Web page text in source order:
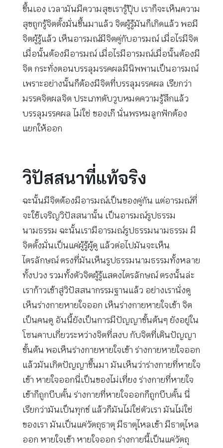
ขึ้นเอง เวลามันมีความสุขเรารู้ปุ๊บ เราก็จะเห็นความ
สุขถูกรู้จิตตั้งมั่นขึ้นมาแล้ว จิตผู้รู้มันก็เกิดแล้ว พอมี
จิตผู้รู้แล้ว เห็นอารมณ์มีจิตคู่กับอารมณ์ เมื่อไรมีจิต
เมื่อนั้นต้องมีอารมณ์ เมื่อไรมีอารมณ์เมื่อนั้นต้องมี
จิต กระทั่งตอนบรรลุมรรคผลมีนิพพานเป็นอารมณ์
เพราะอย่างนั้นก็ต้องมีจิตที่บรรลุมรรคผล เรียกว่า
มรรคจิตผลจิต ประเภทดับวูบหมดความรู้สึกแล้ว
บรรลุมรรคผล ไม่ใช่ ของเก๊ นั่นพรหมลูกฟักต้อง
แยกให้ออก
วิปัสสนาที่แท้จริง
ฉะนั้นมีจิตต้องมีอารมณ์เป็นของคู่กัน แต่อารมณ์ที่
จะใช้เจริญวิปัสสนานั้น เป็นอารมณ์รูปธรรม
นามธรรม ฉะนั้นเรามีอารมณ์รูปธรรมนามธรรม มี
จิตตั้งมั่นเป็นแค่ผู้รู้ผู้ดู แล้วต่อไปมันจะเห็น
ไตรลักษณ์ ตรงที่มันเห็นรูปธรรมนามธรรมทั้งหลาย
ทั้งปวง รวมทั้งตัวจิตผู้รู้แสดงไตรลักษณ์ ตรงนั้นล่ะ
เราก้าวเข้าสู่วิปัสสนากรรมฐานแล้ว อย่างเรานั่งดู
เห็นร่างกายหายใจออก เห็นร่างกายหายใจเข้า จิต
เป็นคนดู อันนี้ยังเป็นการมีปัญญาขั้นต้นๆ ยังอยู่ใน
โซนคาบเกี่ยวระหว่างจิตที่สงบ กับจิตที่เดินปัญญา
ขั้นต้น พอเห็นร่างกายหายใจเข้า ร่างกายหายใจออก
แล้วมันเกิดปัญญาขึ้นมา มันเห็นว่าร่างกายที่หายใจ
เข้า หายใจออกนี่เป็นของไม่เที่ยง ร่างกายที่หายใจ
เข้าก็ถูกบีบคั้น ร่างกายที่หายใจออกก็ถูกบีบคั้น นี่
เรียกว่ามันเป็นทุกข์ แล้วก็มันไม่ใช่ตัวเรา มันไม่ใช่
ของเรา มันเป็นแค่วัตถุธาตุ มีธาตุไหลเข้า มีธาตุไหล
ออก หายใจเข้า หายใจออก ร่างกายนี้เป็นแค่วัตถุ